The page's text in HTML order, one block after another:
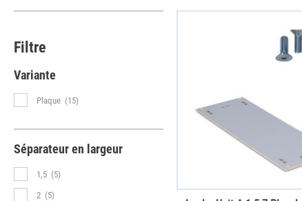
rapide du chargement grâce aux points d'arrimage intégrés.
Filtre
Variante
Plaque (15)
Séparateur en largeur
1,5 (5)
2 (5)